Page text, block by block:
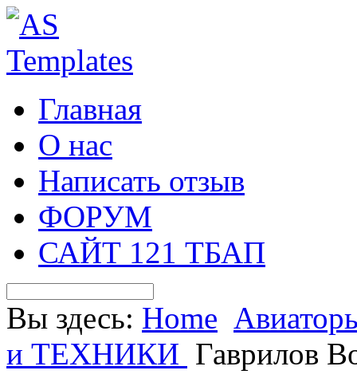
Главная
О нас
Написать отзыв
ФОРУМ
САЙТ 121 ТБАП
Вы здесь: Home
и ТЕХНИКИ Гаврилов